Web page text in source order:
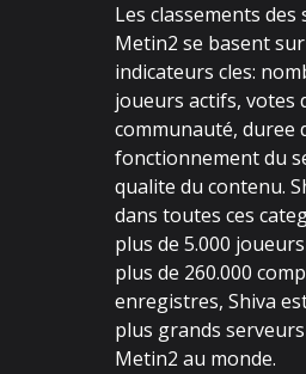
Les classements des
Metin2 se basent
indicateurs cles:
joueurs actifs, votes
communauté, duree
fonctionnement du
qualite du contenu.
dans toutes ces
plus de 5.000
plus de 260.000
enregistres, Shiva
plus grands
Metin2 au monde.